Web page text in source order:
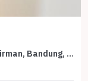
Kesempatan Apartemen Siap Huni di Sudirman, Bandung, 2 KT